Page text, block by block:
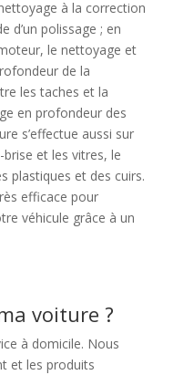
à la correction
d’un polissage ; en
le nettoyage et
de la
les taches et la
en profondeur des
s’effectue aussi sur
et les vitres, le
plastiques et des cuirs.
efficace pour
véhicule grâce à un
voiture ?
à domicile. Nous
et les produits